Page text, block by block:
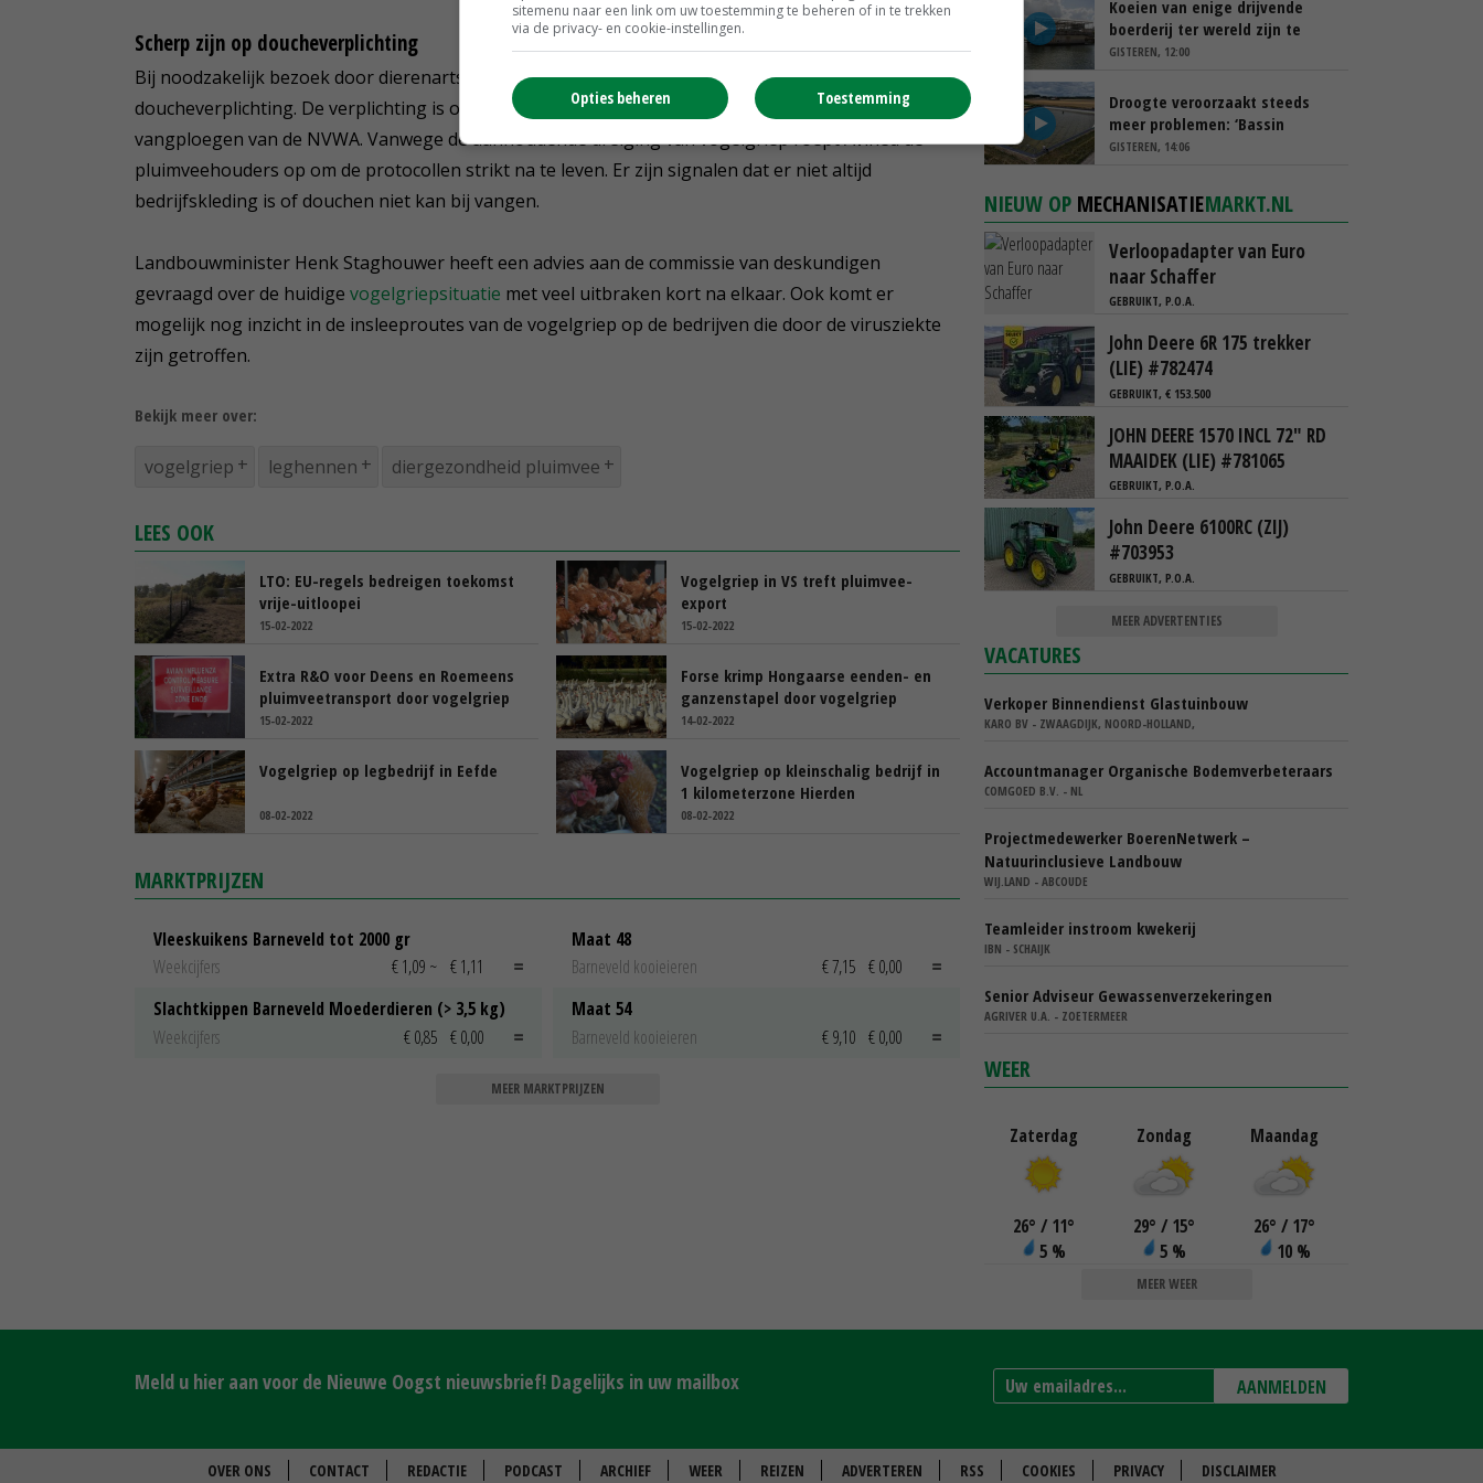
Scherp zijn op doucheverplichting
Bij noodzakelijk bezoek door dierenartsen of vangploegen aan een pluimveebedrijf geldt de
doucheverplichting. De verplichting is onderdeel van de hygiëneprotocollen voor bezoekers en
vangploegen van de NVWA. Vanwege de aanhoudende dreiging van vogelgriep roept Avined de
pluimveehouders op om de protocollen strikt na te leven. Er zijn signalen dat er niet altijd
bedrijfskleding is of douchen niet kan bij vangen.
Landbouwminister Henk Staghouwer heeft een advies aan de commissie van deskundigen
gevraagd over de huidige vogelgriepsituatie met veel uitbraken kort na elkaar. Ook komt er
mogelijk nog inzicht in de insleeproutes van de vogelgriep op de bedrijven die door de virusziekte
zijn getroffen.
Bekijk meer over:
vogelgriep leghennen diergezondheid pluimvee
LEES OOK
LTO: EU-regels bedreigen toekomst
vrije-uitloopei
15-02-2022
Vogelgriep in VS treft pluimvee-
export
15-02-2022
Extra R&O voor Deens en Roemeens
pluimveetransport door vogelgriep
15-02-2022
Forse krimp Hongaarse eenden- en
ganzenstapel door vogelgriep
14-02-2022
Vogelgriep op legbedrijf in Eefde
08-02-2022
Vogelgriep op kleinschalig bedrijf in
1 kilometerzone Hierden
08-02-2022
MARKTPRIJZEN
Vleeskuikens Barneveld tot 2000 gr
Weekcijfers
€ 1,09 ~ € 1,11
Slachtkippen Barneveld Moederdieren (> 3,5 kg)
Weekcijfers
€ 0,85 € 0,00
Maat 48
Barneveld kooieieren
€ 7,15 € 0,00
Maat 54
Barneveld kooieieren
€ 9,10 € 0,00
MEER MARKTPRIJZEN
Koeien van enige drijvende
boerderij ter wereld zijn te
koop
GISTEREN, 12:00
Droogte veroorzaakt steeds
meer problemen: ‘Bassin
afgelopen week al leeg’
GISTEREN, 14:06
NIEUW OP MECHANISATIEMARKT.NL
Verloopadapter van Euro
naar Schaffer
GEBRUIKT, P.O.A.
John Deere 6R 175 trekker
(LIE) #782474
GEBRUIKT, € 153.500
JOHN DEERE 1570 INCL 72" RD
MAAIDEK (LIE) #781065
GEBRUIKT, P.O.A.
John Deere 6100RC (ZIJ)
#703953
GEBRUIKT, P.O.A.
MEER ADVERTENTIES
VACATURES
Verkoper Binnendienst Glastuinbouw
KARO BV - ZWAAGDIJK, NOORD-HOLLAND,
Accountmanager Organische Bodemverbeteraars
COMGOED B.V. - NL
Projectmedewerker BoerenNetwerk –
Natuurinclusieve Landbouw
WIJ.LAND - ABCOUDE
Teamleider instroom kwekerij
IBN - SCHAIJK
Senior Adviseur Gewassenverzekeringen
AGRIVER U.A. - ZOETERMEER
WEER
Zaterdag
26° / 11°
5 %
Zondag
29° / 15°
5 %
Maandag
26° / 17°
10 %
MEER WEER
Meld u hier aan voor de Nieuwe Oogst nieuwsbrief! Dagelijks in uw mailbox AANMELDEN
OVER ONS CONTACT REDACTIE PODCAST ARCHIEF WEER REIZEN ADVERTEREN RSS COOKIES PRIVACY DISCLAIMER
sitemenu naar een link om uw toestemming te beheren of in te trekken
via de privacy- en cookie-instellingen.
Toestemming
Opties beheren